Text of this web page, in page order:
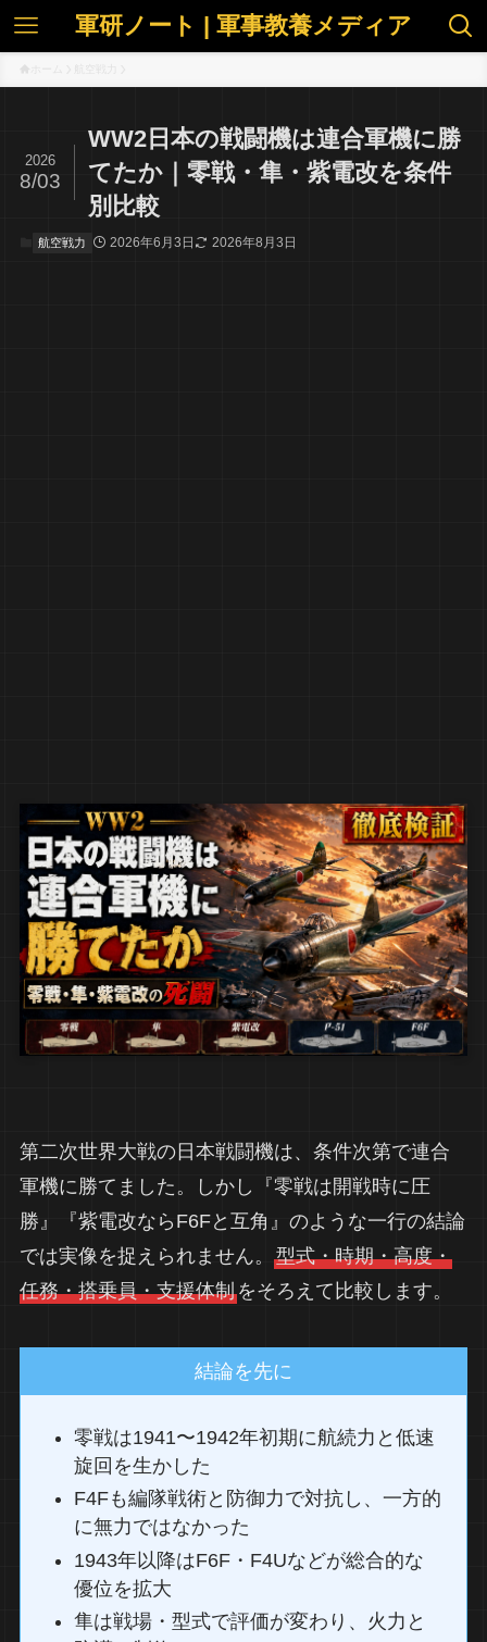
軍研ノート | 軍事教養メディア
WW2日本の戦闘機は連合軍機に勝
てたか｜零戦・隼・紫電改を条件
別比較
2026
8/03
航空戦力 2026年6月3日 2026年8月3日
第二次世界大戦の日本戦闘機は、条件次第で連合
軍機に勝てました。しかし『零戦は開戦時に圧
勝』『紫電改ならF6Fと互角』のような一行の結論
では実像を捉えられません。 型式・時期・高度・
任務・搭乗員・支援体制をそろえて比較します。
結論を先に
零戦は1941〜1942年初期に航続力と低速
旋回を生かした
F4Fも編隊戦術と防御力で対抗し、一方的
に無力ではなかった
1943年以降はF6F・F4Uなどが総合的な
優位を拡大
隼は戦場・型式で評価が変わり、火力と